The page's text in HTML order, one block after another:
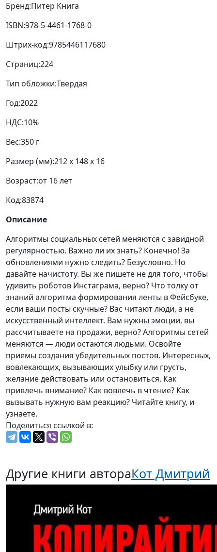
Бренд:Питер Книга
ISBN:978-5-4461-1768-0
Штрих-код:9785446117680
Страниц:224
Тип обложки:Твердая
Год:2022
НДС:10%
Вес:350 г
Размер (мм):212 x 148 x 16
Возраст:от 16 лет
Код:83874
Описание
Алгоритмы социальных сетей меняются с завидной
регулярностью. Важно ли их знать? Конечно! За
обновлениями нужно следить? Безусловно. Но
давайте начистоту. Вы же пишете не для того, чтобы
удивить роботов Инстаграма, верно? Что толку от
знаний алгоритма формирования ленты в Фейсбуке,
если ваши посты скучные? Вас читают люди, а не
искусственный интеллект. Вам нужны эмоции, вы
рассчитываете на продажи, верно? Алгоритмы сетей
меняются — люди остаются людьми. Освойте
приемы создания убедительных постов. Интересных,
вовлекающих, вызывающих улыбку или грусть,
желание действовать или остановиться. Как
привлечь внимание? Как вовлечь в чтение? Как
вызывать нужную вам реакцию? Читайте книгу, и
узнаете.
Поделиться ссылкой в:
Другие книги автораКот Дмитрий